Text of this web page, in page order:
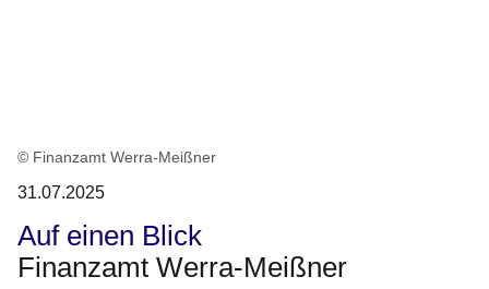
© Finanzamt Werra-Meißner
31.07.2025
Auf einen Blick
Finanzamt Werra-Meißner